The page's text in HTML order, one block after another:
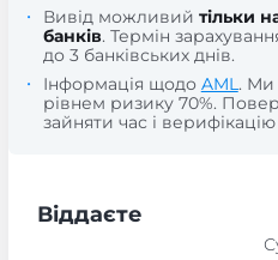
Вивід можливий тільки
банків. Термін
до 3 банківських днів.
Інформація щодо AML. Ми
рівнем ризику 70%.
зайняти час і
Віддаєте